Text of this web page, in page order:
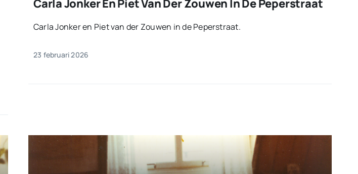
Carla Jonker En Piet Van Der Zouwen In De Peperstraat
Carla Jonker en Piet van der Zouwen in de Peperstraat.
23 februari 2026